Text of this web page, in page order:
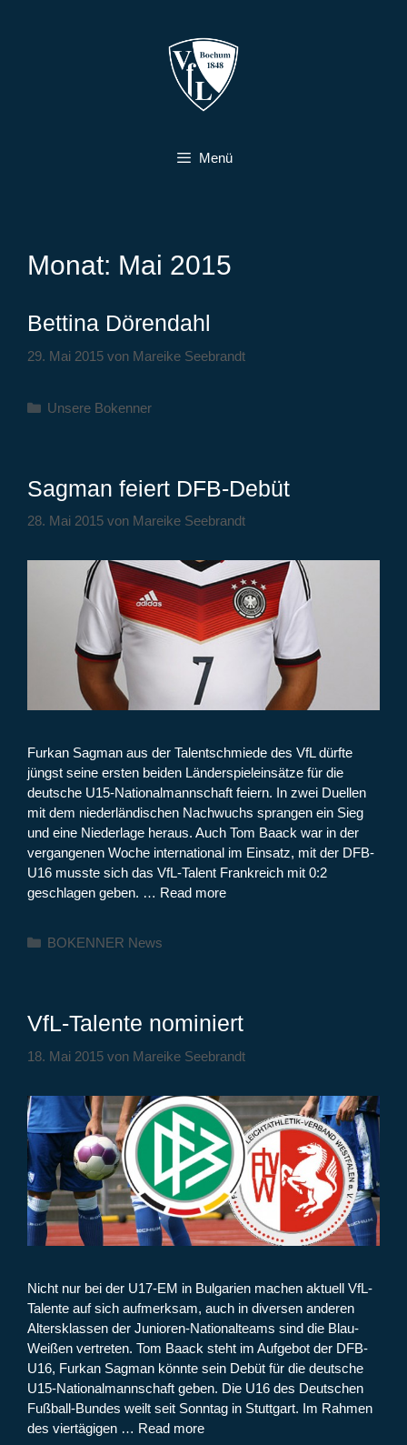
Menü
Monat: Mai 2015
Bettina Dörendahl
29. Mai 2015 von Mareike Seebrandt
Kategorien
Unsere Bokenner
Sagman feiert DFB-Debüt
28. Mai 2015 von Mareike Seebrandt
Furkan Sagman aus der Talentschmiede des VfL dürfte
jüngst seine ersten beiden Länderspieleinsätze für die
deutsche U15-Nationalmannschaft feiern. In zwei Duellen
mit dem niederländischen Nachwuchs sprangen ein Sieg
und eine Niederlage heraus. Auch Tom Baack war in der
vergangenen Woche international im Einsatz, mit der DFB-
U16 musste sich das VfL-Talent Frankreich mit 0:2
geschlagen geben. … Read more
Kategorien
BOKENNER News
VfL-Talente nominiert
18. Mai 2015 von Mareike Seebrandt
Nicht nur bei der U17-EM in Bulgarien machen aktuell VfL-
Talente auf sich aufmerksam, auch in diversen anderen
Altersklassen der Junioren-Nationalteams sind die Blau-
Weißen vertreten. Tom Baack steht im Aufgebot der DFB-
U16, Furkan Sagman könnte sein Debüt für die deutsche
U15-Nationalmannschaft geben. Die U16 des Deutschen
Fußball-Bundes weilt seit Sonntag in Stuttgart. Im Rahmen
des viertägigen … Read more